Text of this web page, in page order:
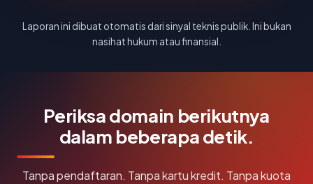
Laporan ini dibuat otomatis dari sinyal teknis publik. Ini bukan
nasihat hukum atau finansial.
Periksa domain berikutnya
dalam beberapa detik.
Tanpa pendaftaran. Tanpa kartu kredit. Tanpa kuota